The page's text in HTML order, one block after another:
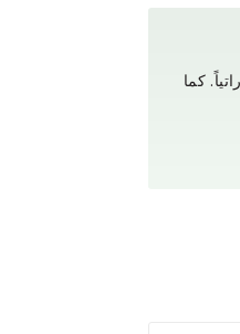
عن 99 درهماً إماراتياً. كما